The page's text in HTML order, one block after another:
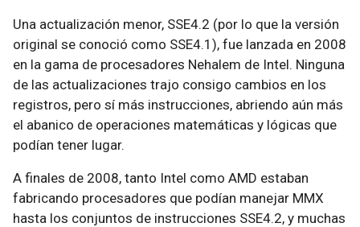
Una actualización menor, SSE4.2 (por lo que la versión
original se conoció como SSE4.1), fue lanzada en 2008
en la gama de procesadores Nehalem de Intel. Ninguna
de las actualizaciones trajo consigo cambios en los
registros, pero sí más instrucciones, abriendo aún más
el abanico de operaciones matemáticas y lógicas que
podían tener lugar.
A finales de 2008, tanto Intel como AMD estaban
fabricando procesadores que podían manejar MMX
hasta los conjuntos de instrucciones SSE4.2, y muchas